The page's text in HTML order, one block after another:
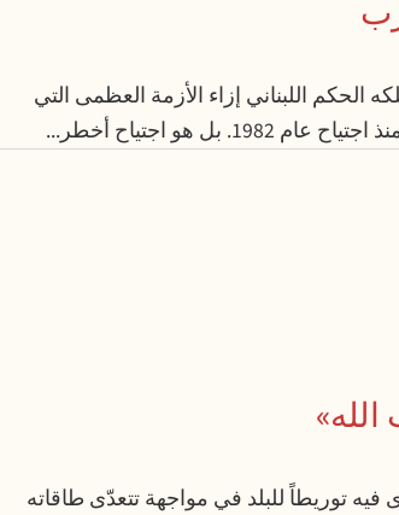
الحكم اللبناني إزاء الأزمة العظمى التي
هو اجتياح أخطر...
توريطاً للبلد في مواجهة تتعدّى طاقاته